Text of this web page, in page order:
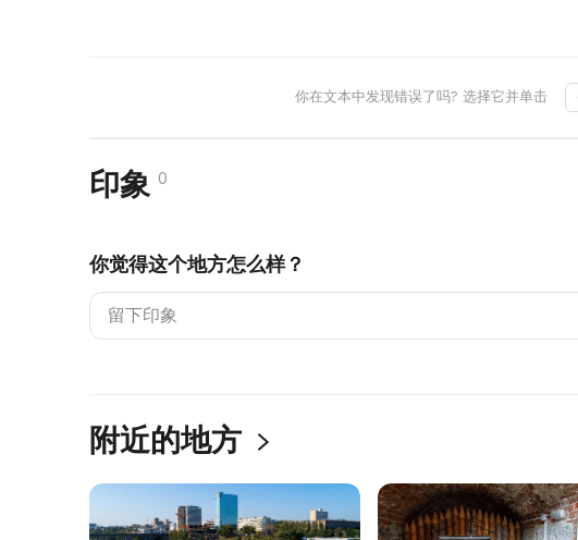
你在文本中发现错误了吗? 选择它并单击
印象 0
你觉得这个地方怎么样？
附近的地方